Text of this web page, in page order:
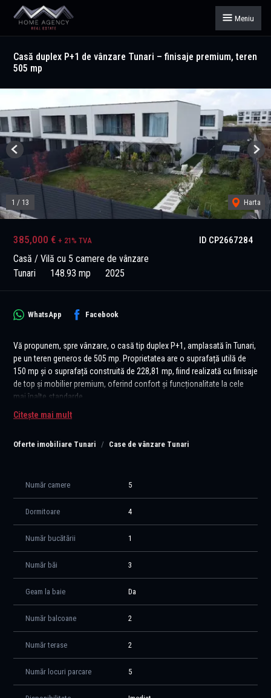
Meniu
Casă duplex P+1 de vânzare Tunari – finisaje premium, teren
505 mp
ID CP2667284
385,000 € + 21% TVA
Casă / Vilă cu 5 camere de vânzare
Tunari
148.93 mp 2025
1 / 13 Harta
Previous Next
Oferte imobiliare Tunari Case de vânzare Tunari
WhatsApp Facebook
Vă propunem, spre vânzare, o casă tip duplex P+1, amplasată în Tunari,
pe un teren generos de 505 mp. Proprietatea are o suprafață utilă de
150 mp și o suprafață construită de 228,81 mp, fiind realizată cu finisaje
de top și mobilier premium, oferind confort și funcționalitate la cele
mai înalte standarde.
La parter, living-ul luminos de 44,10 mp cu zonă de dining și bucătărie
acces direct către terasa acoperită și curtea privată. Tot aici se află un
walk-in.
alone). În prezent, casa este mobilată cu un dormitor complet echipat,
Finisajele sunt de calitate superioară: pardoseli din lemn stratificat și
gresie premium, uși interioare elegante (filomuro cu toc ascuns),
corpuri de iluminat moderne și băi echipate cu obiecte sanitare de top.
Proprietatea nu necesită investiții suplimentare, fiind pregătită pentru
mutare imediată.
liber.
Citește mai mult
Număr camere 5
Dormitoare 4
Număr bucătării 1
Număr băi 3
Geam la baie Da
Număr balcoane 2
Număr terase 2
Număr locuri parcare 5